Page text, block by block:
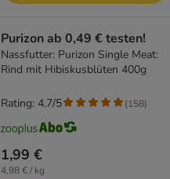
Purizon ab 0,49 € testen!
Nassfutter: Purizon Single Meat:
Rind mit Hibiskusblüten 400g
1,99 €
4,98 € / kg
Rating: 4.7/5 (158)